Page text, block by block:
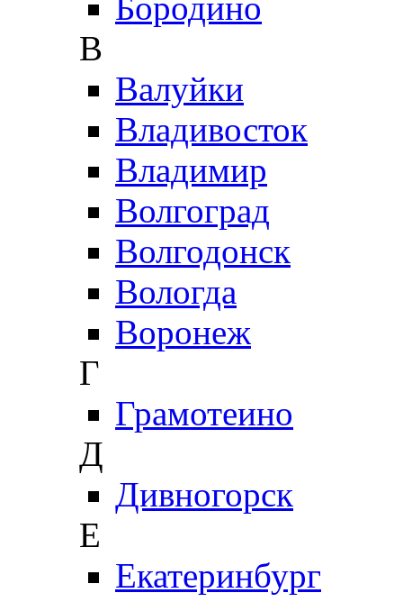
В
Валуйки
Владивосток
Владимир
Волгоград
Волгодонск
Вологда
Воронеж
Г
Грамотеино
Д
Дивногорск
Е
Екатеринбург